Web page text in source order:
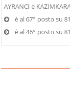
AYRANCI e
è al 67° posto su
è al 46° posto su